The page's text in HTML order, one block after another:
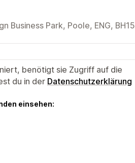
Business Park, Poole, ENG, BH15
benötigt sie Zugriff auf die
du in der Datenschutzerklärung
einsehen: